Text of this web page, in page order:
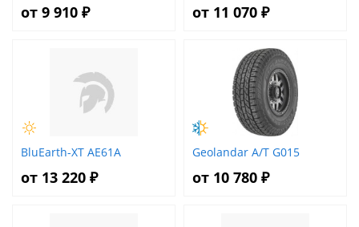
от 9 910 ₽ от 11 070 ₽
BluEarth-XT AE61A
от 13 220 ₽
Geolandar A/T G015
от 10 780 ₽